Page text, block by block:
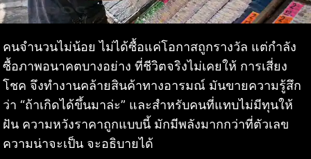
คนจำนวนไม่น้อย ไม่ได้ซื้อแค่โอกาสถูกรางวัล แต่กำลัง
ซื้อภาพอนาคตบางอย่าง ที่ชีวิตจริงไม่เคยให้ การเสี่ยง
โชค จึงทำงานคล้ายสินค้าทางอารมณ์ มันขายความรู้สึก
ว่า “ถ้าเกิดได้ขึ้นมาล่ะ” และสำหรับคนที่แทบไม่มีทุนให้
ฝัน ความหวังราคาถูกแบบนี้ มักมีพลังมากกว่าที่ตัวเลข
ความน่าจะเป็น จะอธิบายได้